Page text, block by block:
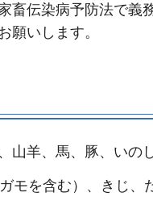
畜伝染病予防法で
願いします。
山羊、馬、豚、い
モを含む）、きじ、